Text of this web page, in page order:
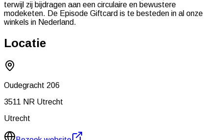
terwijl zij bijdragen aan een circulaire en bewustere
modeketen. De Episode Giftcard is te besteden in al onze
winkels in Nederland.
Locatie
Oudegracht 206
3511 NR Utrecht
Utrecht